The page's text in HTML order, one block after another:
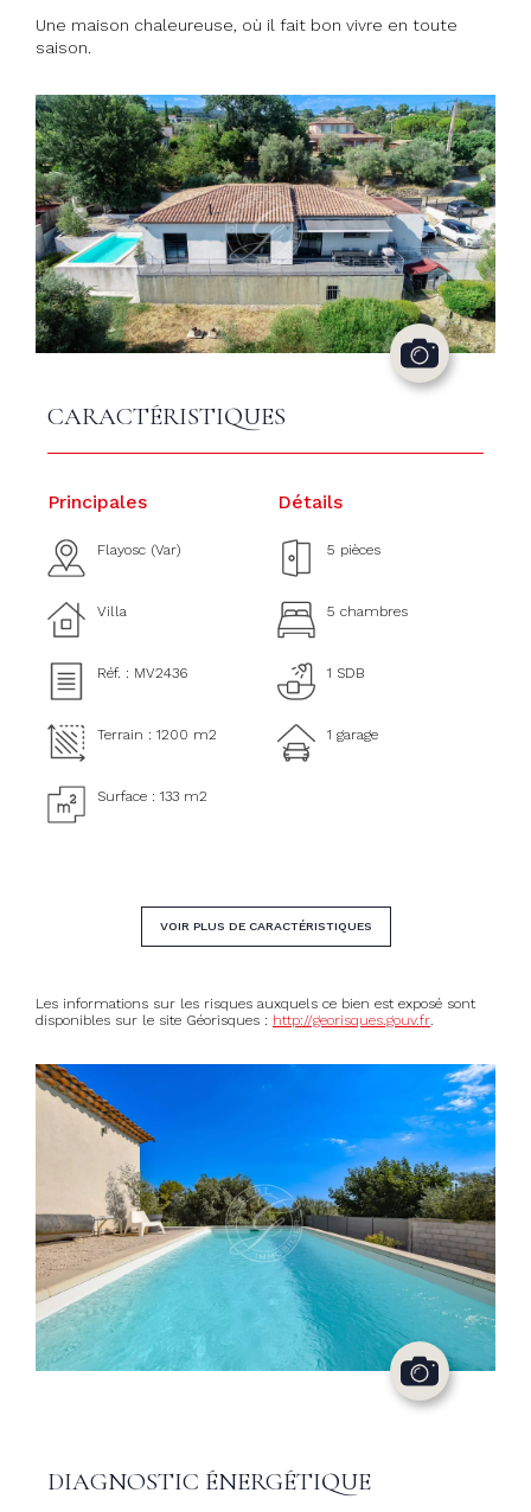
Une maison chaleureuse, où il fait bon vivre en toute
saison.
CARACTÉRISTIQUES
Principales
Flayosc (Var)
Villa
Réf. : MV2436
Terrain : 1200 m2
Surface : 133 m2
Détails
5 pièces
5 chambres
1 SDB
1 garage
VOIR PLUS DE CARACTÉRISTIQUES
Les informations sur les risques auxquels ce bien est exposé sont
disponibles sur le site Géorisques : http://georisques.gouv.fr.
DIAGNOSTIC ÉNERGÉTIQUE